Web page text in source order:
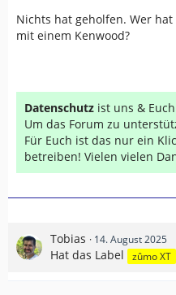
Nichts hat geholfen. Wer
mit einem Kenwood?
Datenschutz ist uns &
Um das Forum zu
Für Euch ist das nur ein
betreiben! Vielen vielen
Tobias 14. August 2025
Hat das Label zûmo XT